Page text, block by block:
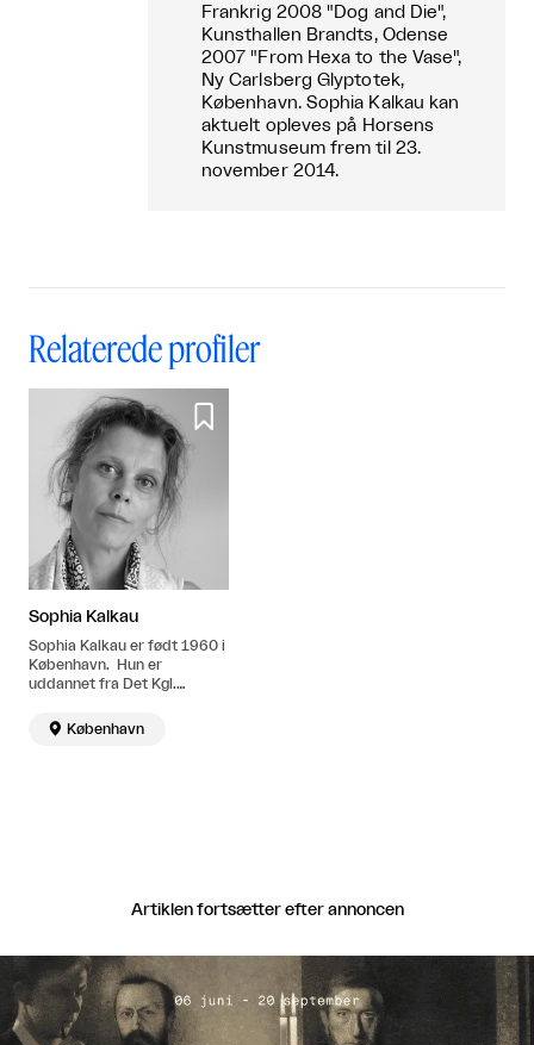
Frankrig 2008 "Dog and Die",
Kunsthallen Brandts, Odense
2007 "From Hexa to the Vase",
Ny Carlsberg Glyptotek,
København. Sophia Kalkau kan
aktuelt opleves på Horsens
Kunstmuseum frem til 23.
november 2014.
Relaterede profiler

Sophia Kalkau
Sophia Kalkau er født 1960 i
København. Hun er
uddannet fra Det Kgl.
cand. phil. i kunstteori. Bor
 København
Artiklen fortsætter efter annoncen